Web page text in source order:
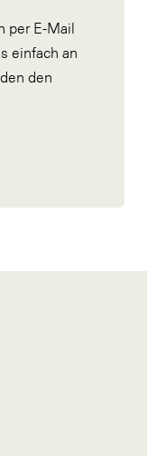
per E-Mail
einfach an
den